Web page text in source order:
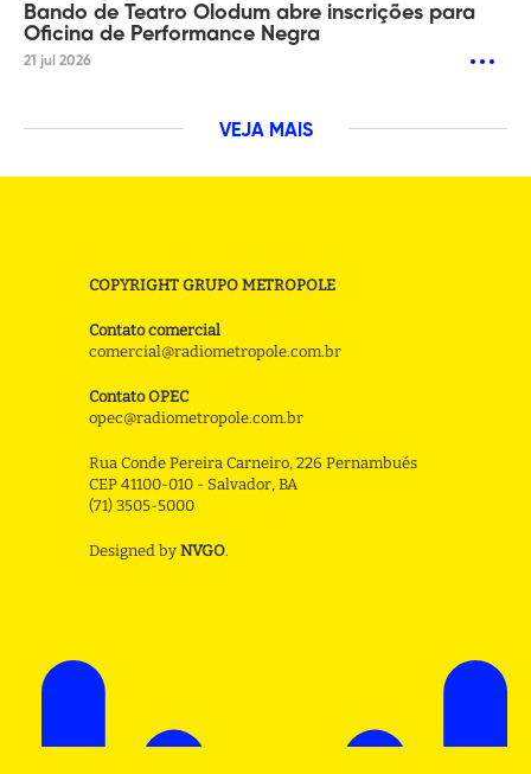
Bando de Teatro Olodum abre inscrições para
Oficina de Performance Negra
21 jul 2026
VEJA MAIS
COPYRIGHT GRUPO METROPOLE
Contato comercial
comercial@radiometropole.com.br
Contato OPEC
opec@radiometropole.com.br
Rua Conde Pereira Carneiro, 226 Pernambués
CEP 41100-010 - Salvador, BA
(71) 3505-5000
Designed by NVGO.